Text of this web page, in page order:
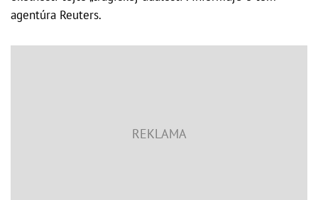
agentúra Reuters.